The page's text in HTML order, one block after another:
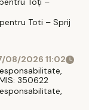
pentru Toti – Sprij
08/2026 11:02
350622